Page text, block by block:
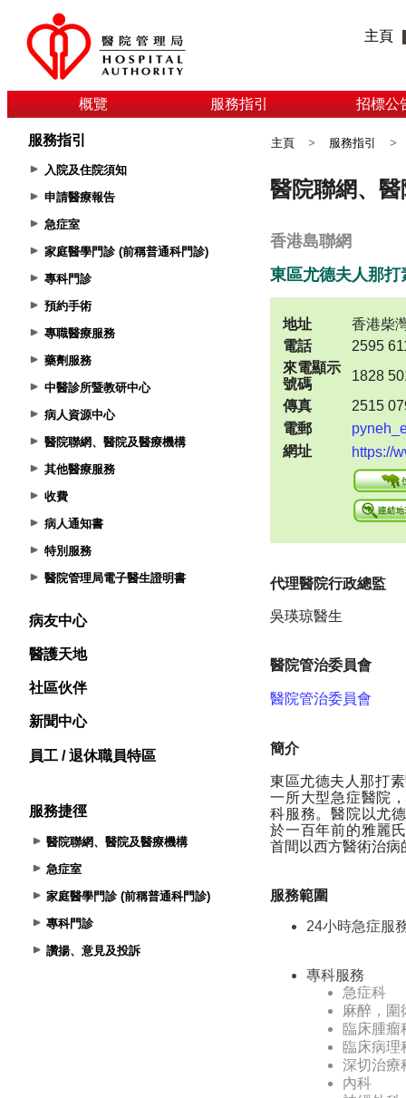
主頁
概覽 服務指引 招標公
服務指引
入院及住院須知
申請醫療報告
急症室
家庭醫學門診 (前稱普通科門診)
專科門診
預約手術
專職醫療服務
藥劑服務
中醫診所暨教研中心
病人資源中心
醫院聯網、醫院及醫療機構
其他醫療服務
收費
病人通知書
特別服務
醫院管理局電子醫生證明書
病友中心
醫護天地
社區伙伴
新聞中心
員工 / 退休職員特區
服務捷徑
醫院聯網、醫院及醫療機構
急症室
家庭醫學門診 (前稱普通科門診)
專科門診
讚揚、意見及投訴
主頁 > 服務指引 >